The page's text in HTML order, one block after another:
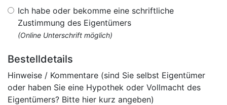
Ich habe oder bekomme eine schriftliche
Zustimmung des Eigentümers
(Online Unterschrift möglich)
Bestelldetails
Hinweise / Kommentare (sind Sie selbst Eigentümer
oder haben Sie eine Hypothek oder Vollmacht des
Eigentümers? Bitte hier kurz angeben)